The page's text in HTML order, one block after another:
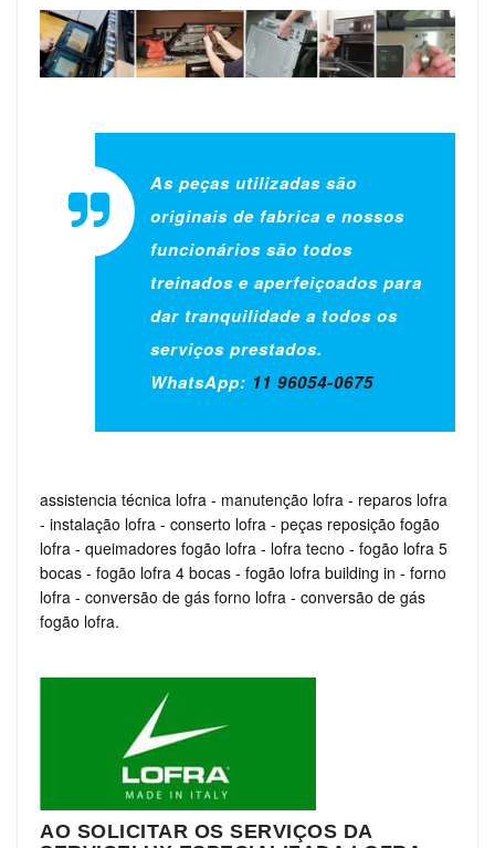
As peças utilizadas são
originais de fabrica e nossos
funcionários são todos
treinados e aperfeiçoados para
dar tranquilidade a todos os
serviços prestados.
WhatsApp: 11 96054-0675
assistencia técnica lofra - manutenção lofra - reparos lofra
- instalação lofra - conserto lofra - peças reposição fogão
lofra - queimadores fogão lofra - lofra tecno - fogão lofra 5
bocas - fogão lofra 4 bocas - fogão lofra building in - forno
lofra - conversão de gás forno lofra - conversão de gás
fogão lofra.
AO SOLICITAR OS SERVIÇOS DA